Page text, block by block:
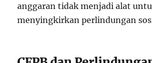
anggaran tidak menjadi alat
menyingkirkan perlindungan